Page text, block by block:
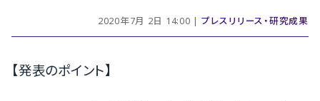
2020年7月 2日 14:00 | プレスリリース・研究成果
【発表のポイント】